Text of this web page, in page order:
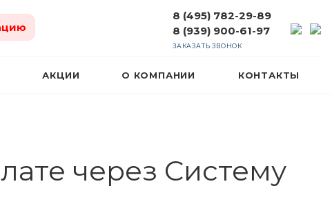
8 (495) 782-29-89
8 (939) 900-61-97
ЗАКАЗАТЬ ЗВОНОК
АКЦИИ О КОМПАНИИ КОНТАКТЫ
через Систему